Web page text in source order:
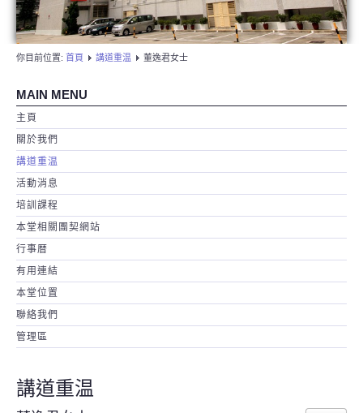
你目前位置: 首頁 講道重温 董逸君女士
MAIN MENU
主頁
關於我們
講道重温
活動消息
培訓課程
本堂相關團契網站
行事暦
有用連結
本堂位置
聯絡我們
管理區
講道重温